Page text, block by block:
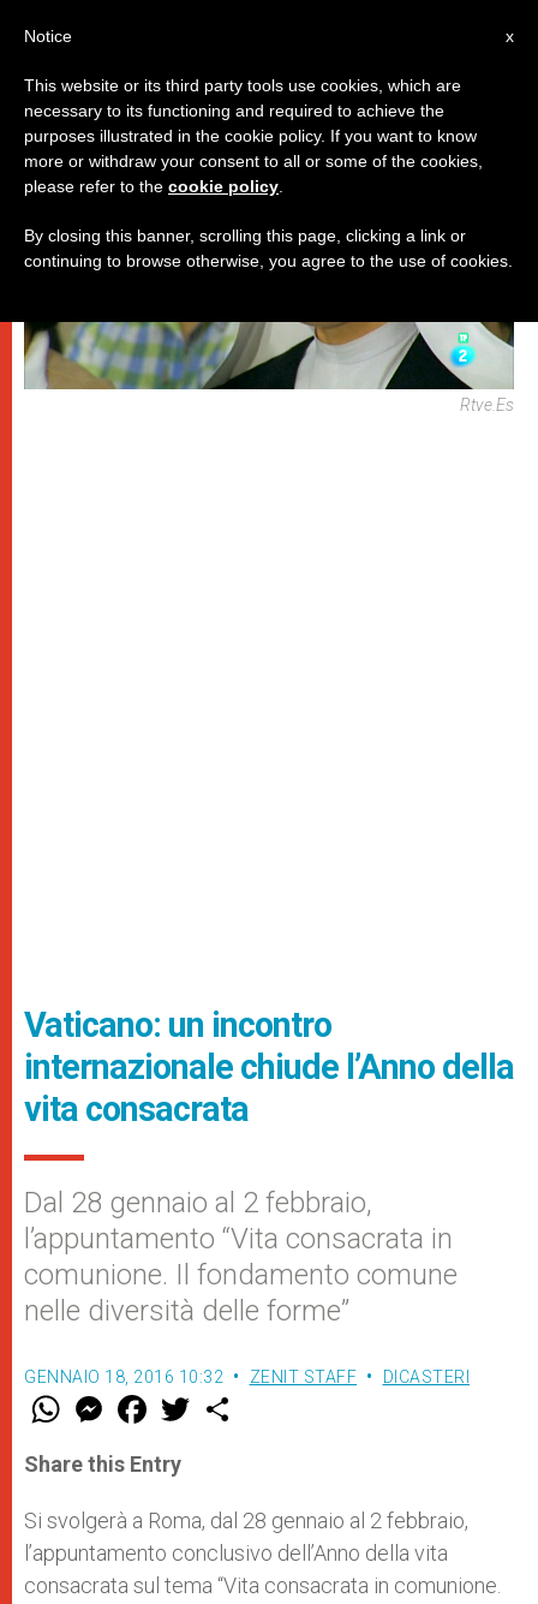
DICASTERI
Rtve.es
Vaticano: un incontro
internazionale chiude l’Anno della
vita consacrata
Dal 28 gennaio al 2 febbraio,
l’appuntamento “Vita consacrata in
comunione. Il fondamento comune
nelle diversità delle forme”
GENNAIO 18, 2016 10:32 ZENIT STAFF DICASTERI
W
t
s
p
p
M
e
s
e
g
e
r
F
a
e
b
o
k
w
r
Share this Entry
Si svolgerà a Roma, dal 28 gennaio al 2 febbraio,
l’appuntamento conclusivo dell’Anno della vita
consacrata sul tema “Vita consacrata in comunione.
x
Notice
This website or its third party tools use cookies, which are
necessary to its functioning and required to achieve the
purposes illustrated in the cookie policy. If you want to know
more or withdraw your consent to all or some of the cookies,
please refer to the cookie policy
By closing this banner, scrolling this page, clicking a link or
continuing to browse otherwise, you agree to the use of cookies.